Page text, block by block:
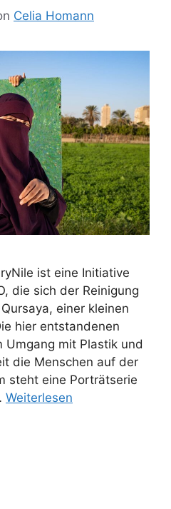
Celia Homann
ist eine Initiative
die sich der Reinigung
einer kleinen
hier entstandenen
Umgang mit Plastik und
die Menschen auf der
steht eine Porträtserie
Weiterlesen